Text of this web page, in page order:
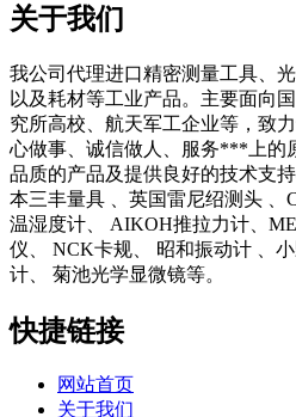
关于我们
我公司代理进口精密测量工具、
以及耗材等工业产品。主要面向
究所高校、航天军工企业等，致
心做事、诚信做人、服务***上的
品质的产品及提供良好的技术支
本三丰量具 、英国雷尼绍测头 、
温湿度计、 AIKOH推拉力计、
仪、 NCK卡规、 昭和振动计 、
计、 菊池光学显微镜等。
快捷链接
网站首页
关于我们